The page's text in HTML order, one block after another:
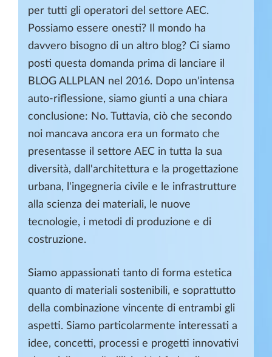
per tutti gli operatori del settore AEC.
Possiamo essere onesti? Il mondo ha
davvero bisogno di un altro blog? Ci siamo
posti questa domanda prima di lanciare il
BLOG ALLPLAN nel 2016. Dopo un'intensa
auto-riflessione, siamo giunti a una chiara
conclusione: No. Tuttavia, ciò che secondo
noi mancava ancora era un formato che
presentasse il settore AEC in tutta la sua
diversità, dall'architettura e la progettazione
urbana, l'ingegneria civile e le infrastrutture
alla scienza dei materiali, le nuove
tecnologie, i metodi di produzione e di
costruzione.
Siamo appassionati tanto di forma estetica
quanto di materiali sostenibili, e soprattutto
della combinazione vincente di entrambi gli
aspetti. Siamo particolarmente interessati a
idee, concetti, processi e progetti innovativi